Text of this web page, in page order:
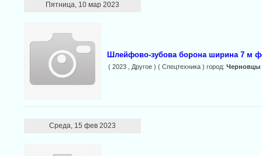
Пятница, 10 мар 2023
Шлейфово-зубова борона ширина 7 м
( 2023 , Другое ) ( Спецтехника ) город: Черновцы
Среда, 15 фев 2023